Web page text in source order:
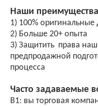
Наши преимущества
1) 100% оригинальные
2) Больше 20+ опыта
3) Защитить права
предпродажной
процесса
Часто задаваемые
В1: вы торговая